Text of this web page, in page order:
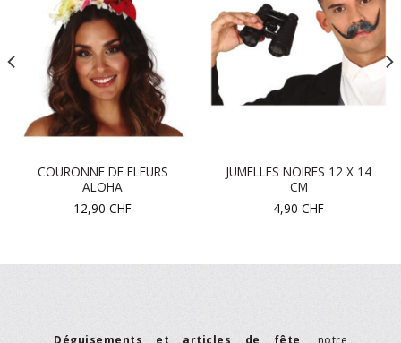
COURONNE DE FLEURS
ALOHA
12,90 CHF
JUMELLES NOIRES 12 X 14
CM
4,90 CHF
Déguisements et articles de fête , notre